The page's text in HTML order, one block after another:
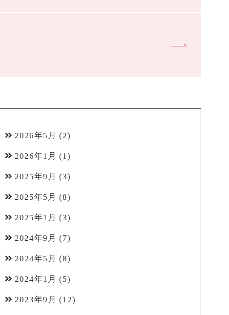
2026年5月 (2)
2026年1月 (1)
2025年9月 (3)
2025年5月 (8)
2025年1月 (3)
2024年9月 (7)
2024年5月 (8)
2024年1月 (5)
2023年9月 (12)